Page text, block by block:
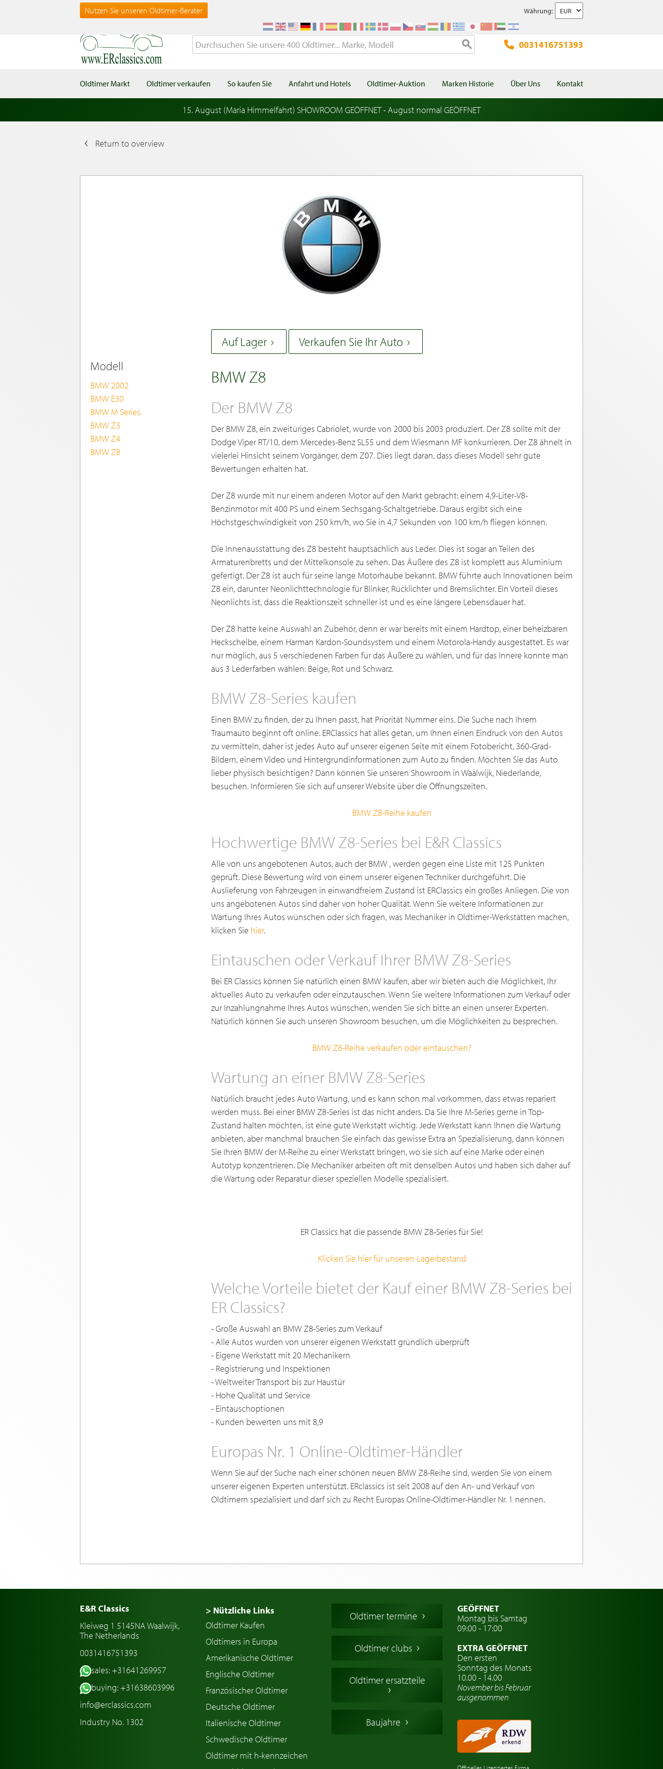
Nutzen Sie unseren Oldtimer-Berater Währung:
0031416751393
Oldtimer Markt Oldtimer verkaufen So kaufen Sie Anfahrt und Hotels Oldtimer-Auktion Marken Historie Über Uns Kontakt
15. August (Maria Himmelfahrt) SHOWROOM GEÖFFNET - August normal GEÖFFNET
Return to overview
Modell
BMW 2002
BMW E30
BMW M Series
BMW Z3
BMW Z4
BMW Z8
Auf Lager Verkaufen Sie Ihr Auto
BMW Z8
Der BMW Z8
Der BMW Z8, ein zweitüriges Cabriolet, wurde von 2000 bis 2003 produziert. Der Z8 sollte mit der
Dodge Viper RT/10, dem Mercedes-Benz SL55 und dem Wiesmann MF konkurrieren. Der Z8 ähnelt in
vielerlei Hinsicht seinem Vorgänger, dem Z07. Dies liegt daran, dass dieses Modell sehr gute
Bewertungen erhalten hat.
Der Z8 wurde mit nur einem anderen Motor auf den Markt gebracht: einem 4,9-Liter-V8-
Benzinmotor mit 400 PS und einem Sechsgang-Schaltgetriebe. Daraus ergibt sich eine
Höchstgeschwindigkeit von 250 km/h, wo Sie in 4,7 Sekunden von 100 km/h fliegen können.
Die Innenausstattung des Z8 besteht hauptsächlich aus Leder. Dies ist sogar an Teilen des
Armaturenbretts und der Mittelkonsole zu sehen. Das Äußere des Z8 ist komplett aus Aluminium
gefertigt. Der Z8 ist auch für seine lange Motorhaube bekannt. BMW führte auch Innovationen beim
Z8 ein, darunter Neonlichttechnologie für Blinker, Rücklichter und Bremslichter. Ein Vorteil dieses
Neonlichts ist, dass die Reaktionszeit schneller ist und es eine längere Lebensdauer hat.
Der Z8 hatte keine Auswahl an Zubehör, denn er war bereits mit einem Hardtop, einer beheizbaren
Heckscheibe, einem Harman Kardon-Soundsystem und einem Motorola-Handy ausgestattet. Es war
nur möglich, aus 5 verschiedenen Farben für das Äußere zu wählen, und für das Innere konnte man
aus 3 Lederfarben wählen: Beige, Rot und Schwarz.
BMW Z8-Series kaufen
Einen BMW zu finden, der zu Ihnen passt, hat Priorität Nummer eins. Die Suche nach Ihrem
Traumauto beginnt oft online. ERClassics hat alles getan, um Ihnen einen Eindruck von den Autos
zu vermitteln, daher ist jedes Auto auf unserer eigenen Seite mit einem Fotobericht, 360-Grad-
Bildern, einem Video und Hintergrundinformationen zum Auto zu finden. Möchten Sie das Auto
lieber physisch besichtigen? Dann können Sie unseren Showroom in Waalwijk, Niederlande,
besuchen. Informieren Sie sich auf unserer Website über die Öffnungszeiten.
BMW Z8-Reihe kaufen
Hochwertige BMW Z8-Series bei E&R Classics
Alle von uns angebotenen Autos, auch der BMW , werden gegen eine Liste mit 125 Punkten
geprüft. Diese Bewertung wird von einem unserer eigenen Techniker durchgeführt. Die
Auslieferung von Fahrzeugen in einwandfreiem Zustand ist ERClassics ein großes Anliegen. Die von
uns angebotenen Autos sind daher von hoher Qualität. Wenn Sie weitere Informationen zur
Wartung Ihres Autos wünschen oder sich fragen, was Mechaniker in Oldtimer-Werkstätten machen,
klicken Sie hier.
Eintauschen oder Verkauf Ihrer BMW Z8-Series
Bei ER Classics können Sie natürlich einen BMW kaufen, aber wir bieten auch die Möglichkeit, Ihr
aktuelles Auto zu verkaufen oder einzutauschen. Wenn Sie weitere Informationen zum Verkauf oder
zur Inzahlungnahme Ihres Autos wünschen, wenden Sie sich bitte an einen unserer Experten.
Natürlich können Sie auch unseren Showroom besuchen, um die Möglichkeiten zu besprechen.
BMW Z8-Reihe verkaufen oder eintauschen?
Wartung an einer BMW Z8-Series
Natürlich braucht jedes Auto Wartung, und es kann schon mal vorkommen, dass etwas repariert
werden muss. Bei einer BMW Z8-Series ist das nicht anders. Da Sie Ihre M-Series gerne in Top-
Zustand halten möchten, ist eine gute Werkstatt wichtig. Jede Werkstatt kann Ihnen die Wartung
anbieten, aber manchmal brauchen Sie einfach das gewisse Extra an Spezialisierung, dann können
Sie Ihren BMW der M-Reihe zu einer Werkstatt bringen, wo sie sich auf eine Marke oder einen
Autotyp konzentrieren. Die Mechaniker arbeiten oft mit denselben Autos und haben sich daher auf
die Wartung oder Reparatur dieser speziellen Modelle spezialisiert.
ER Classics hat die passende BMW Z8-Series für Sie!
Klicken Sie hier für unseren Lagerbestand
Welche Vorteile bietet der Kauf einer BMW Z8-Series bei
ER Classics?
- Große Auswahl an BMW Z8-Series zum Verkauf
- Alle Autos wurden von unserer eigenen Werkstatt gründlich überprüft
- Eigene Werkstatt mit 20 Mechanikern
- Registrierung und Inspektionen
- Weltweiter Transport bis zur Haustür
- Hohe Qualität und Service
- Eintauschoptionen
- Kunden bewerten uns mit 8,9
Europas Nr. 1 Online-Oldtimer-Händler
Wenn Sie auf der Suche nach einer schönen neuen BMW Z8-Reihe sind, werden Sie von einem
unserer eigenen Experten unterstützt. ERclassics ist seit 2008 auf den An- und Verkauf von
Oldtimern spezialisiert und darf sich zu Recht Europas Online-Oldtimer-Händler Nr. 1 nennen.
E&R Classics
Kleiweg 1 5145NA Waalwijk,
The Netherlands
0031416751393
sales: +31641269957
buying: +31638603996
info@erclassics.com
Industry No. 1302
> Nützliche Links
Oldtimer Kaufen
Oldtimers in Europa
Amerikanische Oldtimer
Englische Oldtimer
Französischer Oldtimer
Deutsche Oldtimer
Italienische Oldtimer
Schwedische Oldtimer
Oldtimer mit h-kennzeichen
Oldtimer termine
Oldtimer clubs
Oldtimer ersatzteile
Baujahre
GEÖFFNET
Montag bis Samtag
09:00 - 17:00
EXTRA GEÖFFNET
Den ersten
Sonntag des Monats
10.00 - 14.00
November bis Februar
ausgenommen